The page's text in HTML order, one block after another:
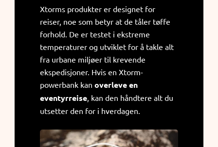
Xtorms produkter er designet for
reiser, noe som betyr at de tåler tøffe
forhold. De er testet i ekstreme
temperaturer og utviklet for å takle alt
fra urbane miljøer til krevende
ekspedisjoner. Hvis en Xtorm-
powerbank kan overleve en
eventyrreise, kan den håndtere alt du
utsetter den for i hverdagen.